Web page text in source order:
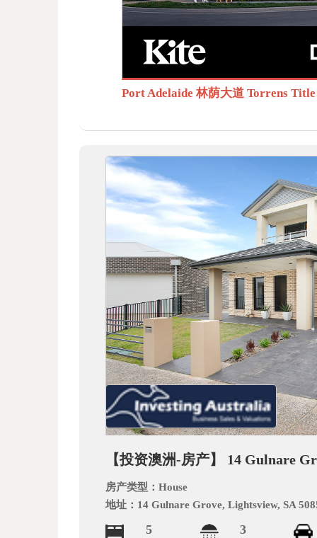
Port Adelaide 林荫大道 Torrens
【投资澳洲-房产】 14 Gulnare
房产类型：House
地址： 14 Gulnare Grove, Lightsview, SA
5 3